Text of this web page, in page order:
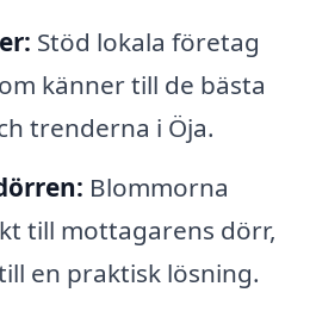
Stöd lokala företag
känner till de bästa
trenderna i Öja.
Blommorna
till mottagarens dörr,
en praktisk lösning.